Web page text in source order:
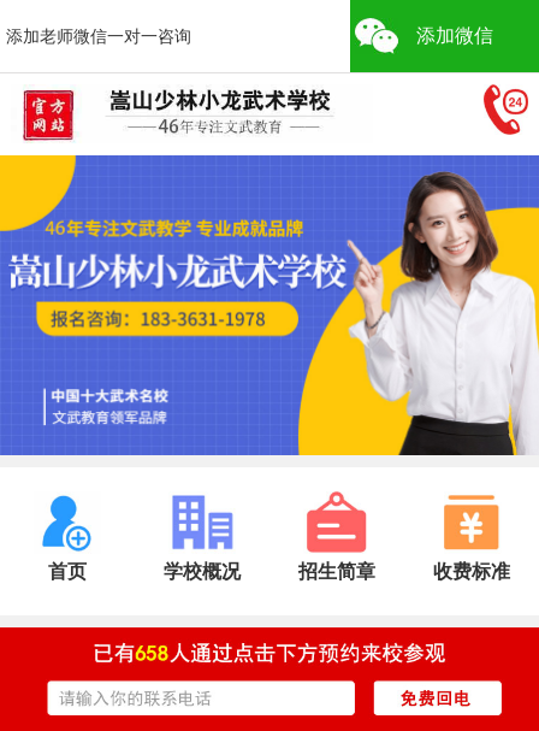
添加老师微信一对一咨询 添加微信
首页 学校概况 招生简章 收费标准